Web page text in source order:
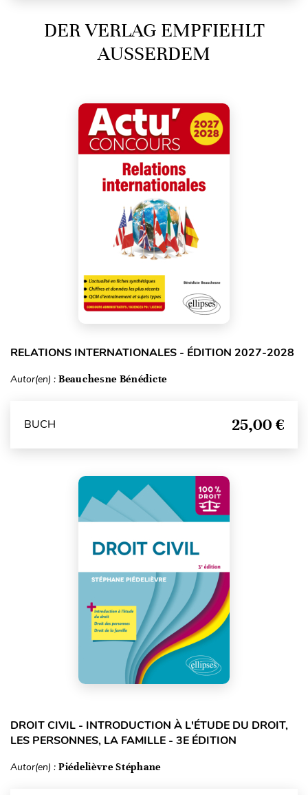
DER VERLAG EMPFIEHLT
AUSSERDEM
RELATIONS INTERNATIONALES - ÉDITION 2027-2028
Autor(en) : Beauchesne Bénédicte
BUCH 25,00 €
DROIT CIVIL - INTRODUCTION À L'ÉTUDE DU DROIT,
LES PERSONNES, LA FAMILLE - 3E ÉDITION
Autor(en) : Piédelièvre Stéphane